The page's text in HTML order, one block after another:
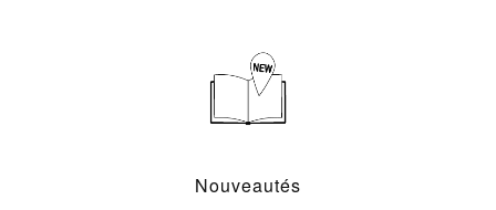
Nouveautés